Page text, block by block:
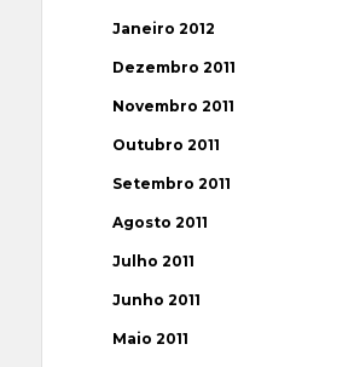
Janeiro 2012
Dezembro 2011
Novembro 2011
Outubro 2011
Setembro 2011
Agosto 2011
Julho 2011
Junho 2011
Maio 2011